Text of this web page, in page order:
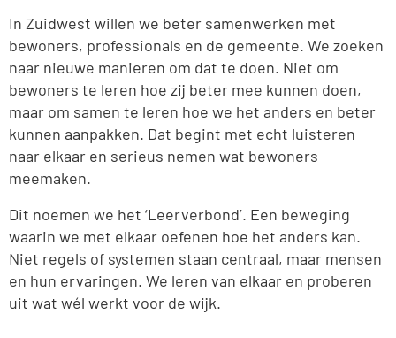
In Zuidwest willen we beter samenwerken met
bewoners, professionals en de gemeente. We zoeken
naar nieuwe manieren om dat te doen. Niet om
bewoners te leren hoe zij beter mee kunnen doen,
maar om samen te leren hoe we het anders en beter
kunnen aanpakken. Dat begint met echt luisteren
naar elkaar en serieus nemen wat bewoners
meemaken.
Dit noemen we het ‘Leerverbond’. Een beweging
waarin we met elkaar oefenen hoe het anders kan.
Niet regels of systemen staan centraal, maar mensen
en hun ervaringen. We leren van elkaar en proberen
uit wat wél werkt voor de wijk.